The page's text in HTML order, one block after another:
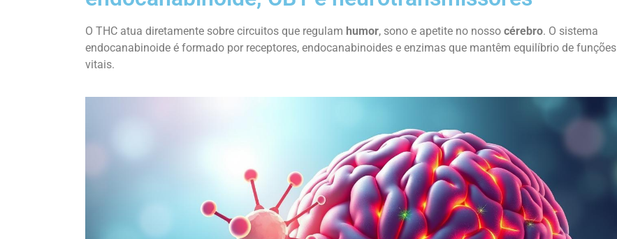
O THC atua diretamente sobre circuitos que regulam humor, sono e apetite no nosso cérebro. O sistema
endocanabinoide é formado por receptores, endocanabinoides e enzimas que mantêm equilíbrio de funções
vitais.